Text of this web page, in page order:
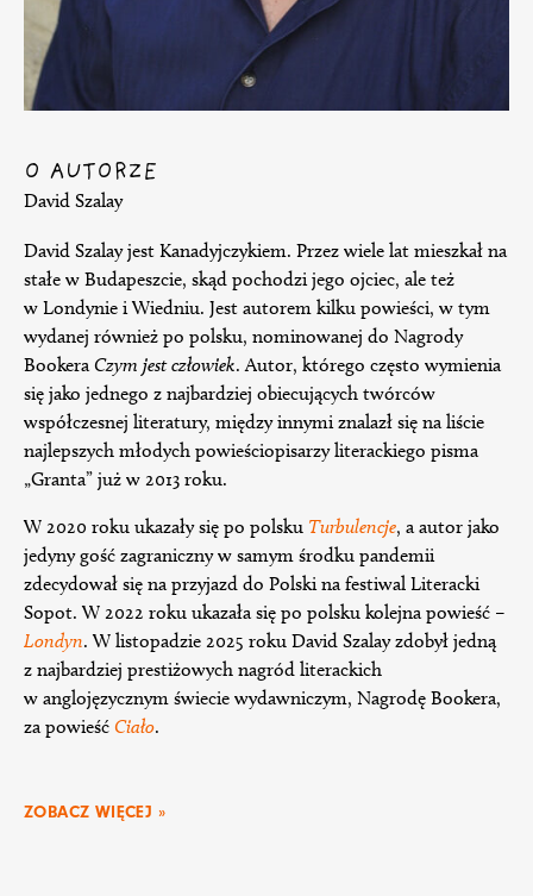
O AUTORZE
David Szalay
David Szalay jest Kanadyjczykiem. Przez wiele lat mieszkał na
stałe w Budapeszcie, skąd pochodzi jego ojciec, ale też
w Londynie i Wiedniu. Jest autorem kilku powieści, w tym
wydanej również po polsku, nominowanej do Nagrody
Bookera Czym jest człowiek. Autor, którego często wymienia
się jako jednego z najbardziej obiecujących twórców
współczesnej literatury, między innymi znalazł się na liście
najlepszych młodych powieściopisarzy literackiego pisma
„Granta” już w 2013 roku.
W 2020 roku ukazały się po polsku Turbulencje, a autor jako
jedyny gość zagraniczny w samym środku pandemii
zdecydował się na przyjazd do Polski na festiwal Literacki
Sopot. W 2022 roku ukazała się po polsku kolejna powieść –
Londyn. W listopadzie 2025 roku David Szalay zdobył jedną
z najbardziej prestiżowych nagród literackich
w anglojęzycznym świecie wydawniczym, Nagrodę Bookera,
za powieść Ciało.
ZOBACZ WIĘCEJ »